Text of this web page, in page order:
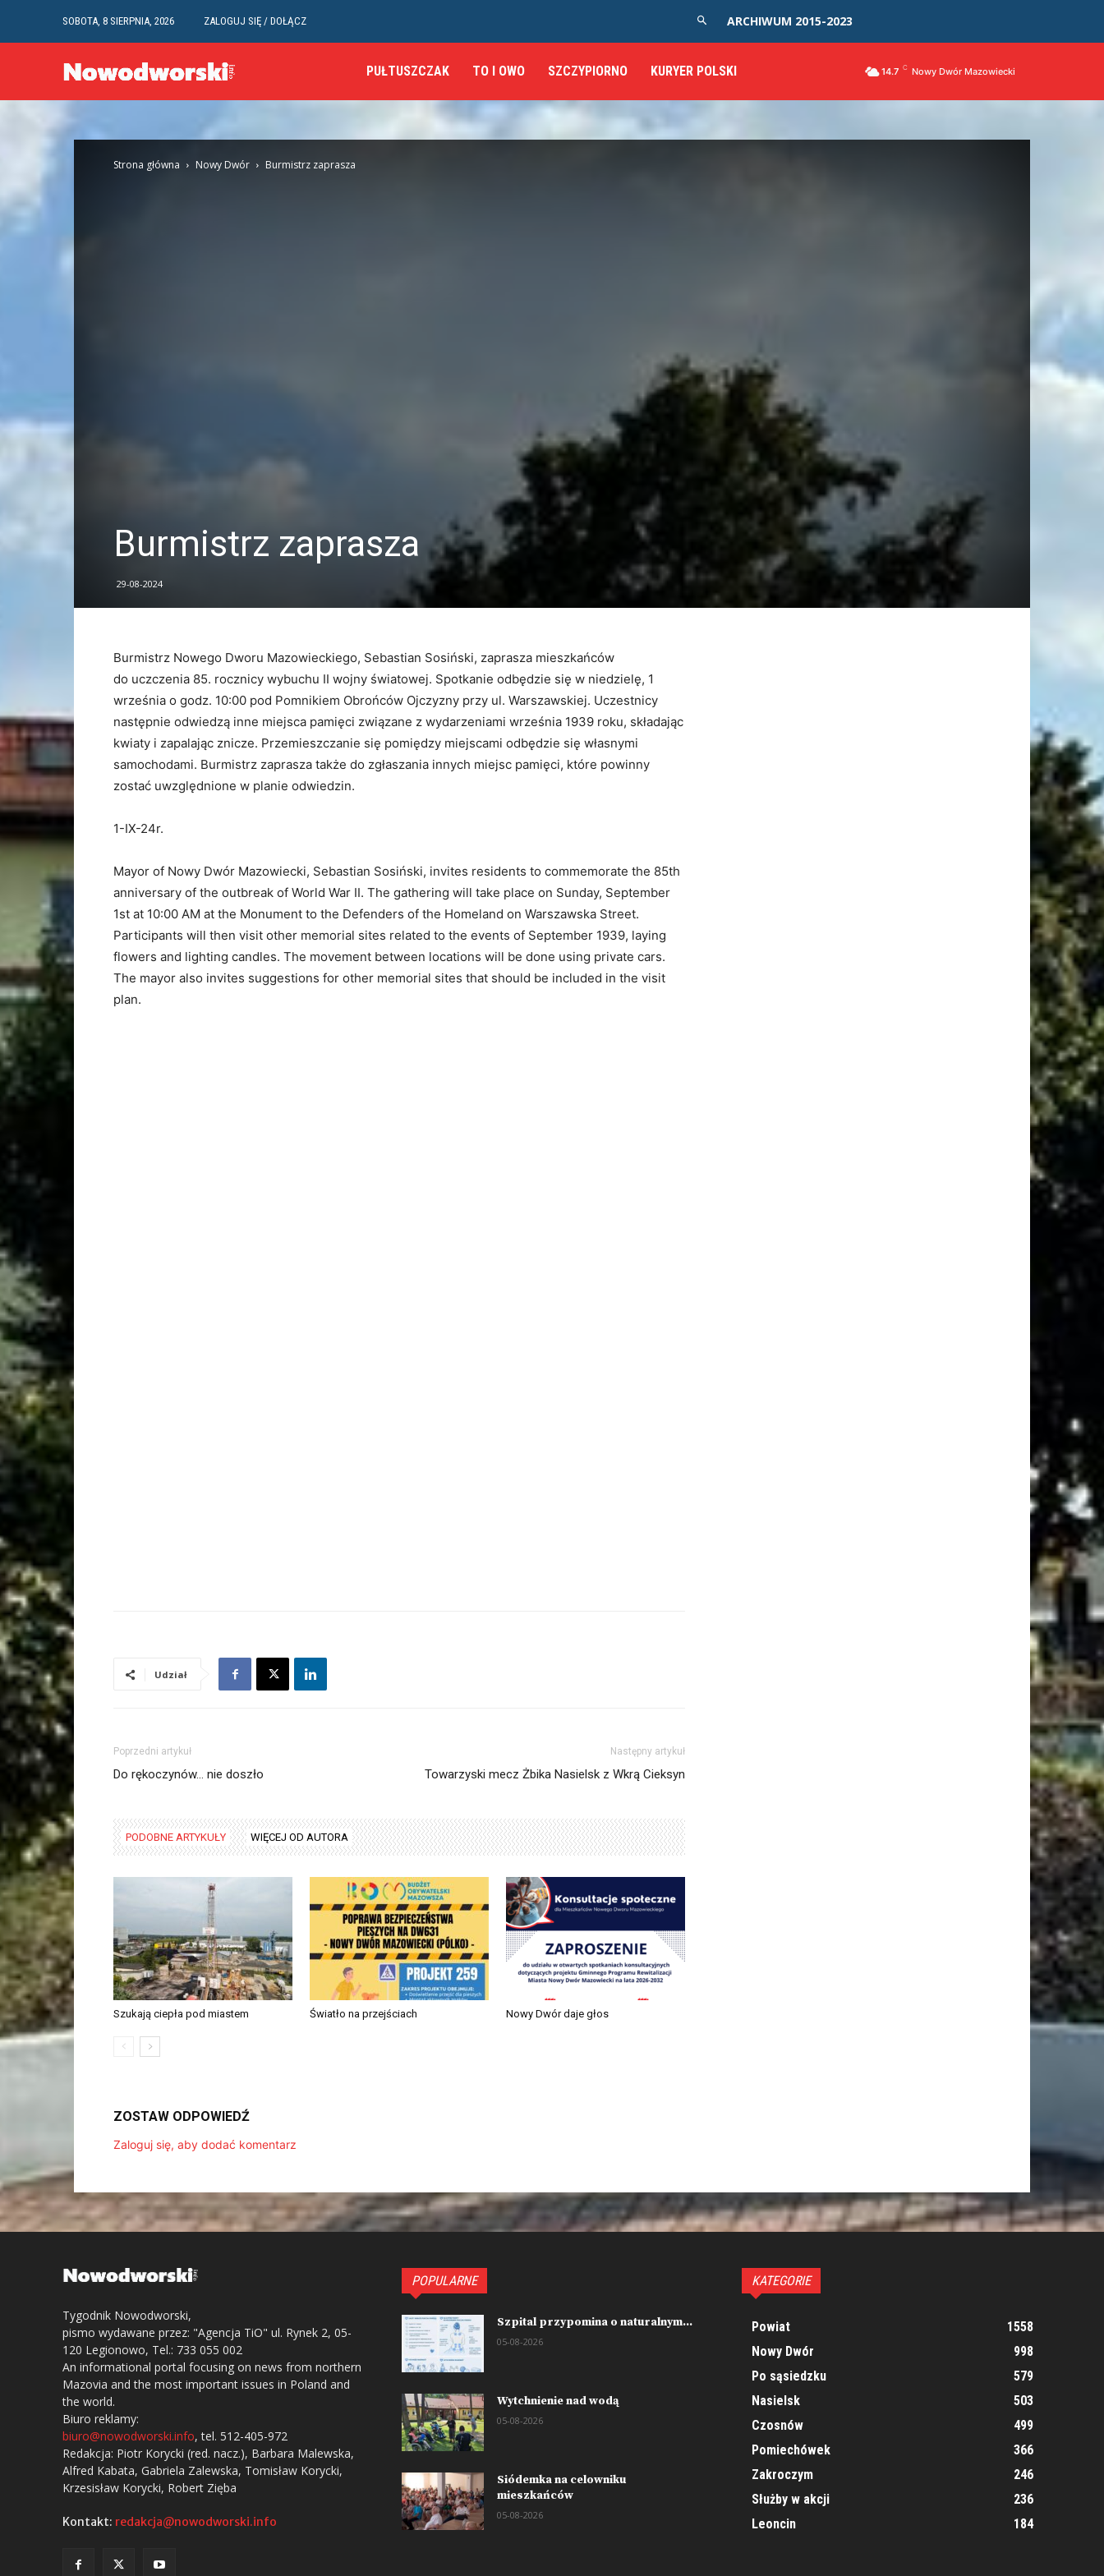
SOBOTA, 8 SIERPNIA, 2026 ZALOGUJ SIĘ / DOŁĄCZ ARCHIWUM 2015-2023
PUŁTUSZCZAK TO I OWO SZCZYPIORNO KURYER POLSKI 14.7 C Nowy Dwór Mazowiecki
Strona główna Nowy Dwór Burmistrz zaprasza
Burmistrz zaprasza
29-08-2024
Burmistrz Nowego Dworu Mazowieckiego, Sebastian Sosiński, zaprasza mieszkańców
do uczczenia 85. rocznicy wybuchu II wojny światowej. Spotkanie odbędzie się w niedzielę, 1
września o godz. 10:00 pod Pomnikiem Obrońców Ojczyzny przy ul. Warszawskiej. Uczestnicy
następnie odwiedzą inne miejsca pamięci związane z wydarzeniami września 1939 roku, składając
kwiaty i zapalając znicze. Przemieszczanie się pomiędzy miejscami odbędzie się własnymi
samochodami. Burmistrz zaprasza także do zgłaszania innych miejsc pamięci, które powinny
zostać uwzględnione w planie odwiedzin.
1-IX-24r.
Mayor of Nowy Dwór Mazowiecki, Sebastian Sosiński, invites residents to commemorate the 85th
anniversary of the outbreak of World War II. The gathering will take place on Sunday, September
1st at 10:00 AM at the Monument to the Defenders of the Homeland on Warszawska Street.
Participants will then visit other memorial sites related to the events of September 1939, laying
flowers and lighting candles. The movement between locations will be done using private cars.
The mayor also invites suggestions for other memorial sites that should be included in the visit
plan.
Udział
Poprzedni artykuł
Do rękoczynów… nie doszło
Następny artykuł
Towarzyski mecz Żbika Nasielsk z Wkrą Cieksyn
PODOBNE ARTYKUŁY WIĘCEJ OD AUTORA
Szukają ciepła pod miastem Światło na przejściach Nowy Dwór daje głos
ZOSTAW ODPOWIEDŹ
Zaloguj się, aby dodać komentarz
Tygodnik Nowodworski,
pismo wydawane przez: "Agencja TiO" ul. Rynek 2, 05-
120 Legionowo, Tel.: 733 055 002
An informational portal focusing on news from northern
Mazovia and the most important issues in Poland and
the world.
Biuro reklamy:
biuro@nowodworski.info, tel. 512-405-972
Redakcja: Piotr Korycki (red. nacz.), Barbara Malewska,
Alfred Kabata, Gabriela Zalewska, Tomisław Korycki,
Krzesisław Korycki, Robert Zięba
Kontakt: redakcja@nowodworski.info
POPULARNE
Szpital przypomina o naturalnym...
05-08-2026
Wytchnienie nad wodą
05-08-2026
Siódemka na celowniku
mieszkańców
05-08-2026
KATEGORIE
Powiat
1558
Nowy Dwór
998
Po sąsiedzku
579
Nasielsk
503
Czosnów
499
Pomiechówek
366
Zakroczym
246
Służby w akcji
236
Leoncin
184